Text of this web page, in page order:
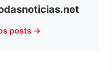
posts →